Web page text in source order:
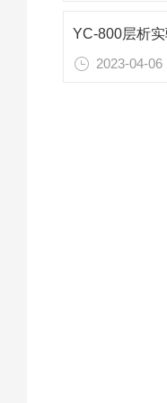
2023-04-06